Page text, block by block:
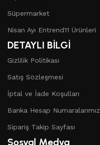
Süpermarket
Nisan Ayı Entrend11 Ürünleri
DETAYLI BİLGİ
Gizlilik Politikası
Satış Sözleşmesi
İptal ve İade Koşulları
Banka Hesap Numaralarımız
Sipariş Takip Sayfası
Sosyal Medya